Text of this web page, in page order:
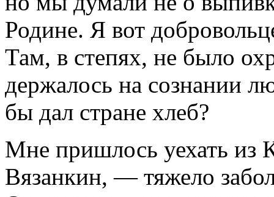
Родине. Я вот
Там, в степях, не было
держалось на сознании
бы дал стране хлеб?
Мне пришлось уехать из
Вязанкин, — тяжело